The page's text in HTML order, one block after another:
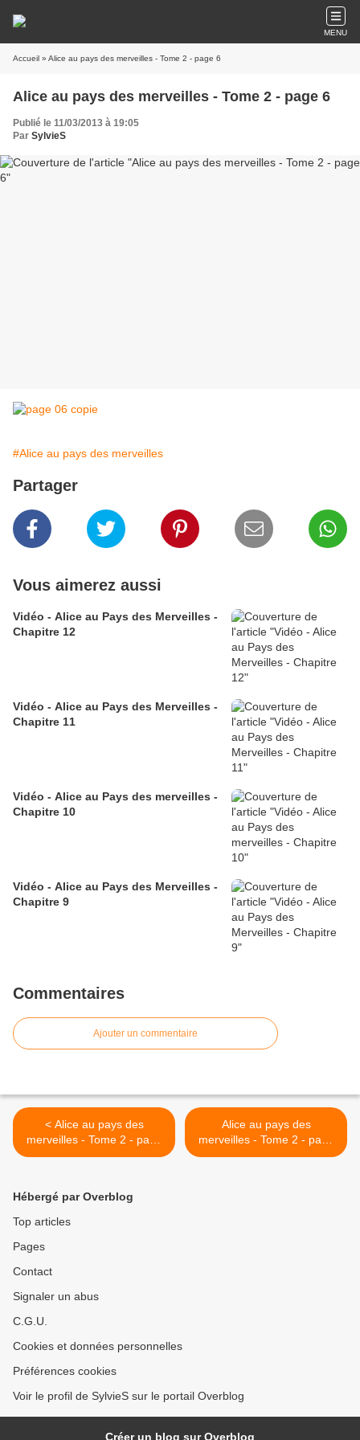
MENU
Accueil » Alice au pays des merveilles - Tome 2 - page 6
Alice au pays des merveilles - Tome 2 - page 6
Publié le 11/03/2013 à 19:05
Par SylvieS
#Alice au pays des merveilles
Partager
Vous aimerez aussi
Vidéo - Alice au Pays des Merveilles -
Chapitre 12
Vidéo - Alice au Pays des Merveilles -
Chapitre 11
Vidéo - Alice au Pays des merveilles -
Chapitre 10
Vidéo - Alice au Pays des Merveilles -
Chapitre 9
Commentaires
Ajouter un commentaire
< Alice au pays des
merveilles - Tome 2 - page
5
Alice au pays des
merveilles - Tome 2 - page
7 >
Hébergé par Overblog
Top articles
Pages
Contact
Signaler un abus
C.G.U.
Cookies et données personnelles
Préférences cookies
Voir le profil de SylvieS sur le portail Overblog
Créer un blog sur Overblog